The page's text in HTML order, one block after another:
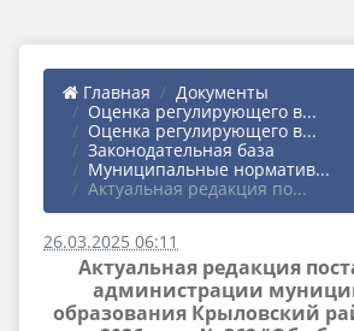
Главная
Документы
Оценка регулирующего в...
Оценка регулирующего в...
Законодательная база
Муниципальные норматив...
Актуальная редакция по...
26.03.2025 06:11
Актуальная редакция
администрации
образования Крыловский